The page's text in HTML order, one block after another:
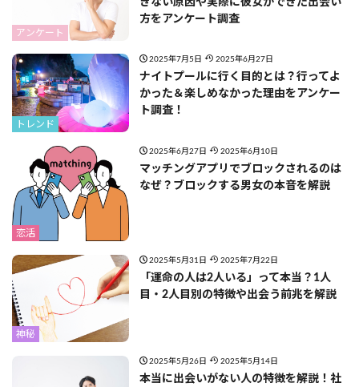
アンケート
きない原因や実際に彼女ができた出会い
方をアンケート調査
トレンド
2025年7月5日 2025年6月27日
ナイトプールに行く目的とは？行ってよ
かった＆楽しめなかった理由をアンケー
ト調査！
恋活
2025年6月27日 2025年6月10日
マッチングアプリでブロックされるのは
なぜ？ブロックする男女の本音を解説
神秘
2025年5月31日 2025年7月22日
「運命の人は2人いる」って本当？1人
目・2人目別の特徴や出会う前兆を解説
2025年5月26日 2025年5月14日
本当に出会いがない人の特徴を解説！社